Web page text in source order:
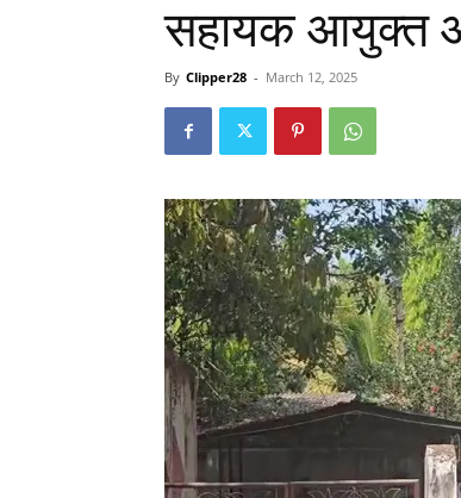
सहायक आयुक्त
By Clipper28 - March 12, 2025